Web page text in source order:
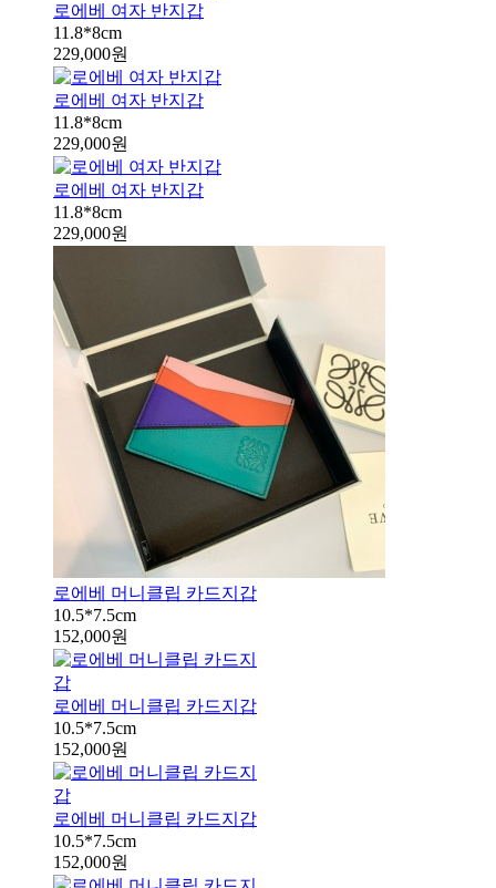
로에베 여자 반지갑
11.8*8cm
229,000원
로에베 여자 반지갑
11.8*8cm
229,000원
로에베 여자 반지갑
11.8*8cm
229,000원
로에베 머니클립 카드지갑
10.5*7.5cm
152,000원
로에베 머니클립 카드지갑
10.5*7.5cm
152,000원
로에베 머니클립 카드지갑
10.5*7.5cm
152,000원